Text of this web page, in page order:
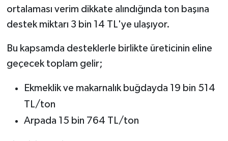
ortalaması verim dikkate alındığında ton başına
destek miktarı 3 bin 14 TL'ye ulaşıyor.
Bu kapsamda desteklerle birlikte üreticinin eline
geçecek toplam gelir;
Ekmeklik ve makarnalık buğdayda 19 bin 514
TL/ton
Arpada 15 bin 764 TL/ton